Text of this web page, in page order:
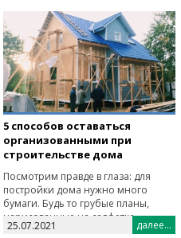
5 способов оставаться
организованными при
строительстве дома
Посмотрим правде в глаза: для
постройки дома нужно много
бумаги. Будь то грубые планы,
нарисованные на салфетке,
картинк...
25.07.2021 далее...